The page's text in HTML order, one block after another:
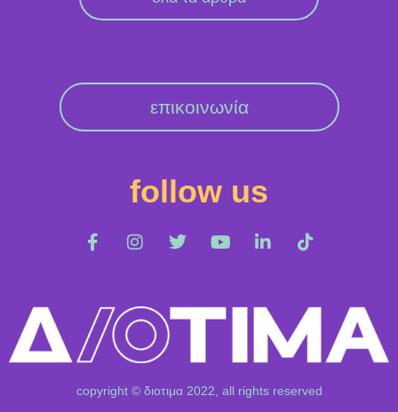
επικοινωνία
follow us
copyright © διοτιμα 2022, all rights reserved